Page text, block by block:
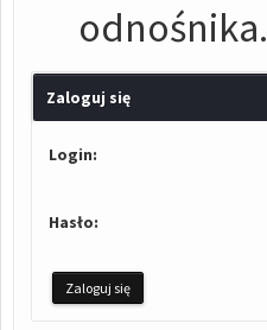
odnośnika.
Zaloguj się
Login:
Hasło: